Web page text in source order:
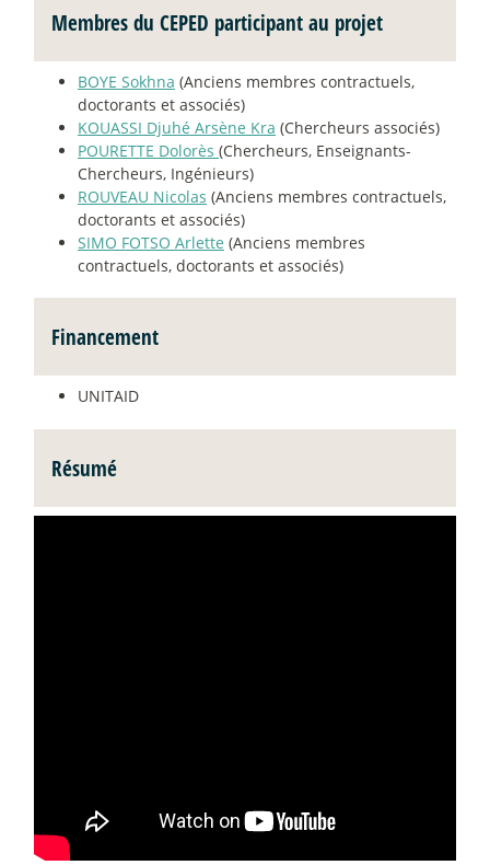
Membres du CEPED participant au projet
BOYE Sokhna (Anciens membres contractuels,
doctorants et associés)
KOUASSI Djuhé Arsène Kra (Chercheurs associés)
POURETTE Dolorès (Chercheurs, Enseignants-
Chercheurs, Ingénieurs)
ROUVEAU Nicolas (Anciens membres contractuels,
doctorants et associés)
SIMO FOTSO Arlette (Anciens membres
contractuels, doctorants et associés)
Financement
UNITAID
Résumé